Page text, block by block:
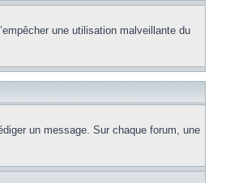
une utilisation malveillante du
un message. Sur chaque forum, une